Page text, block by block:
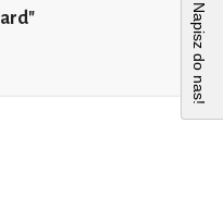
Napisz do nas!